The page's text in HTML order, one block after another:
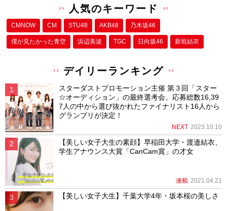
人気のキーワード
CMNOW CM STU48 AKB48 乃木坂46
僕が⾒たかった⻘空 浜辺美波 TGC 日向坂46 新垣結衣
デイリーランキング
スターダストプロモーション主催 第３回「スター
☆オーディション」の最終選考会。応募総数16,39
7人の中から選び抜かれたファイナリスト16人から
グランプリが決定！
NEXT 2023.10.10
【美しい女子大生の素顔】早稲田大学・渡邉結衣、
学生アナウンス大賞「CanCam賞」の才女
連載 2021.04.21
【美しい女子大生】千葉大学4年・坂本桜の美しさ